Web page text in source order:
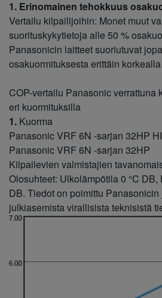
1. Erinomainen tehokkuus
Vertailu kilpailijoihin: Monet muut
suorituskykytietoja alle 50 %
Panasonicin laitteet suoriutuvat
osakuormituksesta erittäin
COP-vertailu Panasonic
eri kuormituksilla
1. Kuorma
Panasonic VRF 6N -sarjan 32HP
Panasonic VRF 6N -sarjan 32HP
Kilpailevien valmistajien
Olosuhteet: Ulkolämpötila 0 °C DB,
DB. Tiedot on poimittu
julkiasemista virallisista teknisistä